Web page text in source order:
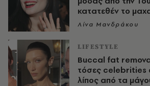
κατατεθέν το
Λίνα Μανδράκου
LIFESTYLE
Buccal fat
τόσες celebrities
λίπος από τα